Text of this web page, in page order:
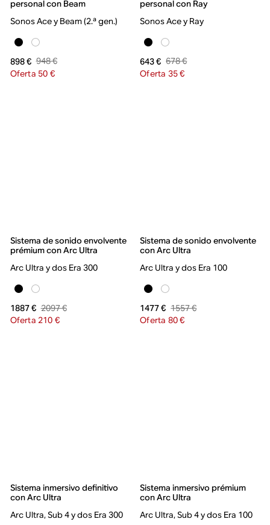
personal con Beam
Sonos Ace y Beam (2.ª gen.)
898 € 948 €
Oferta 50 €
personal con Ray
Sonos Ace y Ray
643 € 678 €
Oferta 35 €
Sistema de sonido envolvente
prémium con Arc Ultra
Arc Ultra y dos Era 300
1887 € 2097 €
Oferta 210 €
Sistema de sonido envolvente
con Arc Ultra
Arc Ultra y dos Era 100
1477 € 1557 €
Oferta 80 €
Sistema inmersivo definitivo
con Arc Ultra
Arc Ultra, Sub 4 y dos Era 300
Sistema inmersivo prémium
con Arc Ultra
Arc Ultra, Sub 4 y dos Era 100